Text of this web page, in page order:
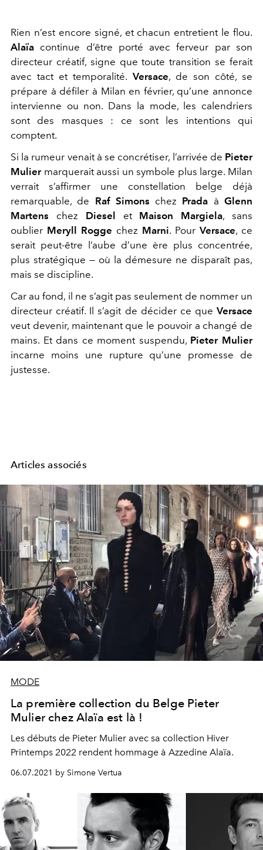
Rien n’est encore signé, et chacun entretient le flou.
Alaïa continue d’être porté avec ferveur par son
directeur créatif, signe que toute transition se ferait
avec tact et temporalité. Versace, de son côté, se
prépare à défiler à Milan en février, qu’une annonce
intervienne ou non. Dans la mode, les calendriers
sont des masques : ce sont les intentions qui
comptent.
Si la rumeur venait à se concrétiser, l’arrivée de Pieter
Muliermarquerait aussi un symbole plus large. Milan
verrait s’affirmer une constellation belge déjà
remarquable, de Raf Simons chez Prada àGlenn
Martens chez Diesel et Maison Margiela, sans
oublier Meryll Rogge chez Marni. Pour Versace, ce
serait peut-être l’aube d’une ère plus concentrée,
plus stratégique — où la démesure ne disparaît pas,
mais se discipline.
Car au fond, il ne s’agit pas seulement de nommer un
directeur créatif. Il s’agit de décider ce que Versace
veut devenir, maintenant que le pouvoir a changé de
mains. Et dans ce moment suspendu, Pieter Mulier
incarne moins une rupture qu’une promesse de
justesse.
Articles associés
MODE
La première collection du Belge Pieter
Mulier chez Alaïa est là !
Les débuts de Pieter Mulier avec sa collection Hiver
Printemps 2022 rendent hommage à Azzedine Alaïa.
06.07.2021 by Simone Vertua